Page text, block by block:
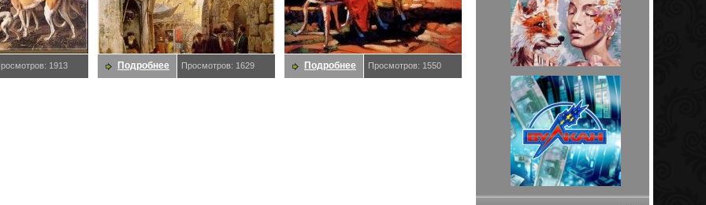
1913 Подробнее Просмотров: 1629 Подробнее Просмотров: 1550